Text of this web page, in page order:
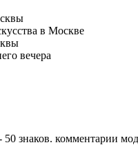
в Москве
вечера
знаков. комментарии